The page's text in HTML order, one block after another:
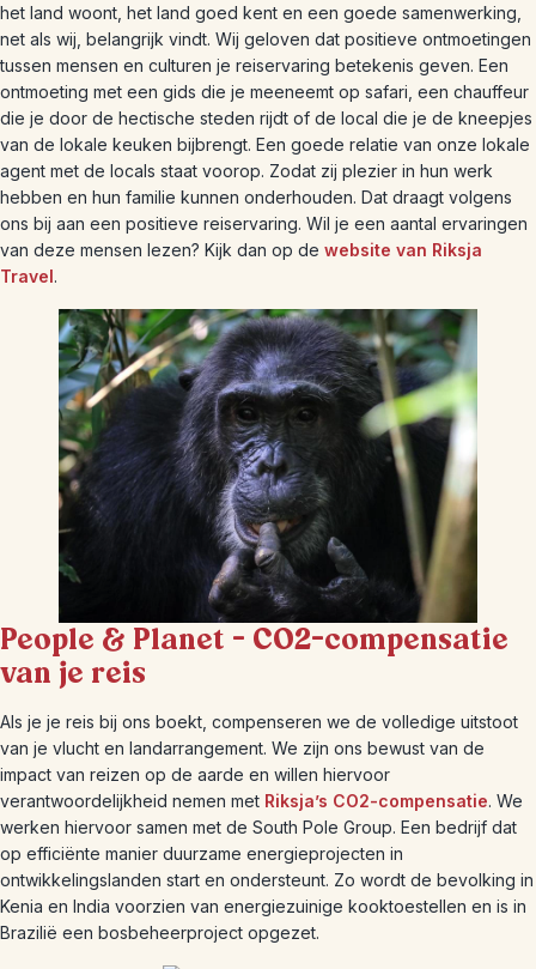
het land woont, het land goed kent en een goede samenwerking,
net als wij, belangrijk vindt. Wij geloven dat positieve ontmoetingen
tussen mensen en culturen je reiservaring betekenis geven. Een
ontmoeting met een gids die je meeneemt op safari, een chauffeur
die je door de hectische steden rijdt of de local die je de kneepjes
van de lokale keuken bijbrengt. Een goede relatie van onze lokale
agent met de locals staat voorop. Zodat zij plezier in hun werk
hebben en hun familie kunnen onderhouden. Dat draagt volgens
ons bij aan een positieve reiservaring. Wil je een aantal ervaringen
van deze mensen lezen? Kijk dan op de website van Riksja
Travel.
People & Planet – CO2-compensatie
van je reis
Als je je reis bij ons boekt, compenseren we de volledige uitstoot
van je vlucht en landarrangement. We zijn ons bewust van de
impact van reizen op de aarde en willen hiervoor
verantwoordelijkheid nemen met Riksja’s CO2-compensatie. We
werken hiervoor samen met de South Pole Group. Een bedrijf dat
op efficiënte manier duurzame energieprojecten in
ontwikkelingslanden start en ondersteunt. Zo wordt de bevolking in
Kenia en India voorzien van energiezuinige kooktoestellen en is in
Brazilië een bosbeheerproject opgezet.